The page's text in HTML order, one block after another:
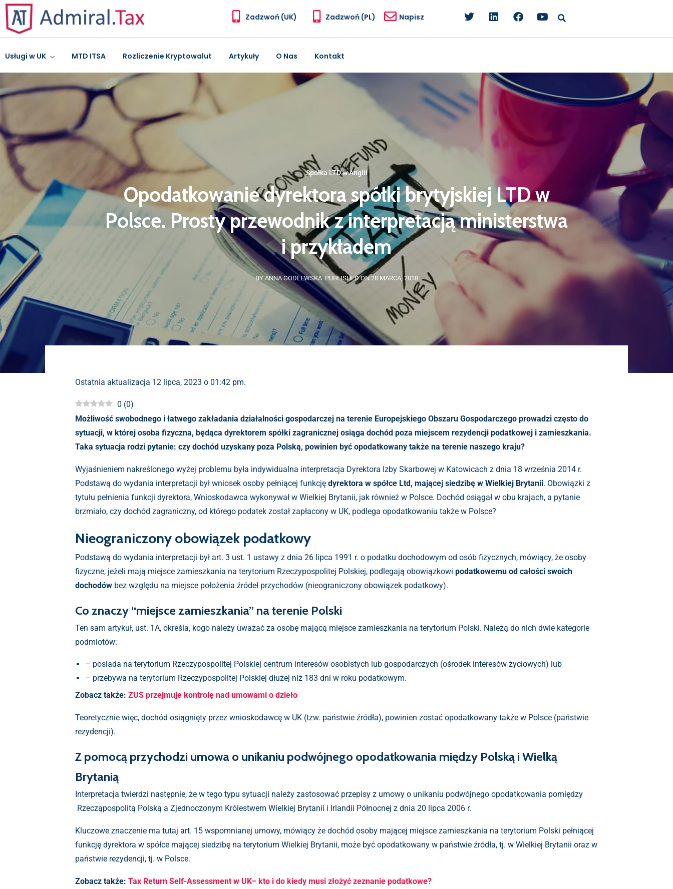
Zadzwoń (UK) Zadzwoń (PL) Napisz
Usługi w UK MTD ITSA Rozliczenie Kryptowalut Artykuły O Nas Kontakt
Spółka LTD w Anglii
Opodatkowanie dyrektora spółki brytyjskiej LTD w
Polsce. Prosty przewodnik z interpretacją ministerstwa
i przykładem
BY ANNA GODLEWSKA PUBLISHED ON 28 MARCA, 2018
Ostatnia aktualizacja 12 lipca, 2023 o 01:42 pm.
0 (0)
Możliwość swobodnego i łatwego zakładania działalności gospodarczej na terenie Europejskiego Obszaru Gospodarczego prowadzi często do
sytuacji, w której osoba fizyczna, będąca dyrektorem spółki zagranicznej osiąga dochód poza miejscem rezydencji podatkowej i zamieszkania.
Taka sytuacja rodzi pytanie: czy dochód uzyskany poza Polską, powinien być opodatkowany także na terenie naszego kraju?
Wyjaśnieniem nakreślonego wyżej problemu była indywidualna interpretacja Dyrektora Izby Skarbowej w Katowicach z dnia 18 września 2014 r.
Podstawą do wydania interpretacji był wniosek osoby pełniącej funkcję dyrektora w spółce Ltd, mającej siedzibę w Wielkiej Brytanii. Obowiązki z
tytułu pełnienia funkcji dyrektora, Wnioskodawca wykonywał w Wielkiej Brytanii, jak również w Polsce. Dochód osiągał w obu krajach, a pytanie
brzmiało, czy dochód zagraniczny, od którego podatek został zapłacony w UK, podlega opodatkowaniu także w Polsce?
Nieograniczony obowiązek podatkowy
Podstawą do wydania interpretacji był art. 3 ust. 1 ustawy z dnia 26 lipca 1991 r. o podatku dochodowym od osób fizycznych, mówiący, że osoby
fizyczne, jeżeli mają miejsce zamieszkania na terytorium Rzeczypospolitej Polskiej, podlegają obowiązkowi podatkowemu od całości swoich
dochodów bez względu na miejsce położenia źródeł przychodów (nieograniczony obowiązek podatkowy).
Co znaczy “miejsce zamieszkania” na terenie Polski
Ten sam artykuł, ust. 1A, określa, kogo należy uważać za osobę mającą miejsce zamieszkania na terytorium Polski. Należą do nich dwie kategorie
podmiotów:
– posiada na terytorium Rzeczypospolitej Polskiej centrum interesów osobistych lub gospodarczych (ośrodek interesów życiowych) lub
– przebywa na terytorium Rzeczypospolitej Polskiej dłużej niż 183 dni w roku podatkowym.
Zobacz także: ZUS przejmuje kontrolę nad umowami o dzieło
Teoretycznie więc, dochód osiągnięty przez wnioskodawcę w UK (tzw. państwie źródła), powinien zostać opodatkowany także w Polsce (państwie
rezydencji).
Z pomocą przychodzi umowa o unikaniu podwójnego opodatkowania między Polską i Wielką
Brytanią
Interpretacja twierdzi następnie, że w tego typu sytuacji należy zastosować przepisy z umowy o unikaniu podwójnego opodatkowania pomiędzy
Rzecząpospolitą Polską a Zjednoczonym Królestwem Wielkiej Brytanii i Irlandii Północnej z dnia 20 lipca 2006 r.
Kluczowe znaczenie ma tutaj art. 15 wspomnianej umowy, mówiący że dochód osoby mającej miejsce zamieszkania na terytorium Polski pełniącej
funkcję dyrektora w spółce mającej siedzibę na terytorium Wielkiej Brytanii, może być opodatkowany w państwie źródła, tj. w Wielkiej Brytanii oraz w
państwie rezydencji, tj. w Polsce.
Zobacz także: Tax Return Self-Assessment w UK– kto i do kiedy musi złożyć zeznanie podatkowe?